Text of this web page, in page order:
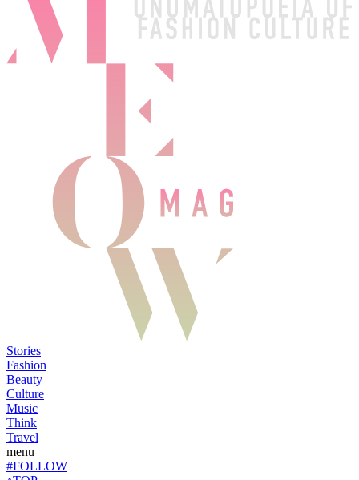
Stories
Fashion
Beauty
Culture
Music
Think
Travel
menu
#FOLLOW